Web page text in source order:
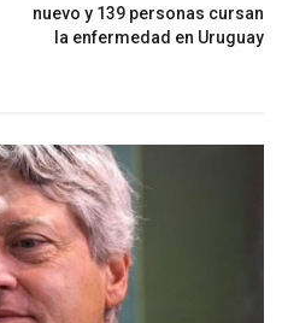
nuevo y 139 personas cursan
la enfermedad en Uruguay